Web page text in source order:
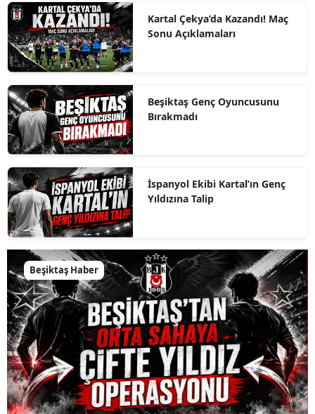
Kartal Çekya’da Kazandı! Maç
Sonu Açıklamaları
Beşiktaş Genç Oyuncusunu
Bırakmadı
İspanyol Ekibi Kartal’ın Genç
Yıldızına Talip
Beşiktaş Haber